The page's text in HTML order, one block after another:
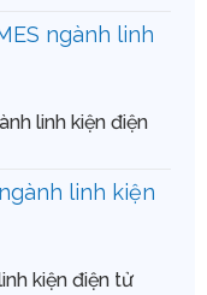
linh kiện điện
kiện điện tử